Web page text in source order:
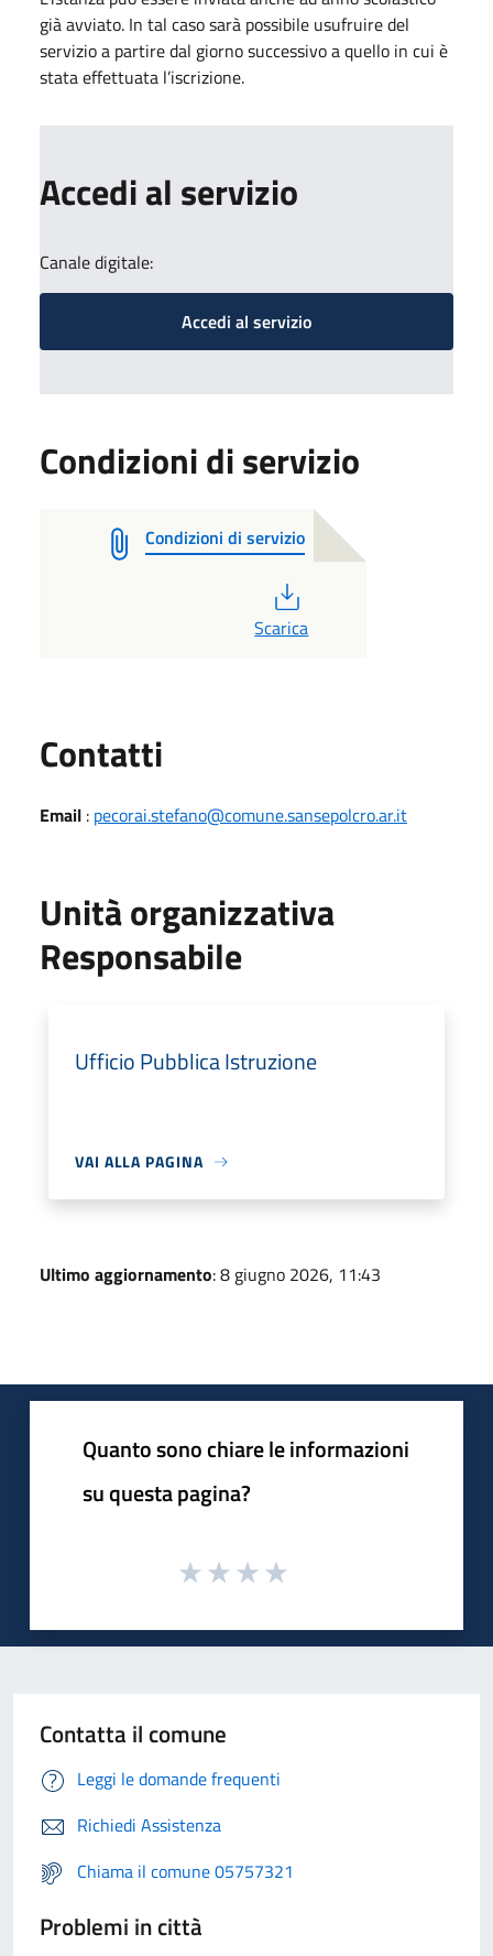
già avviato. In tal caso sarà possibile usufruire del
servizio a partire dal giorno successivo a quello in cui è
stata effettuata l’iscrizione.
Accedi al servizio
Canale digitale:
Accedi al servizio
Condizioni di servizio
Condizioni di servizio
Scarica
Contatti
Email : pecorai.stefano@comune.sansepolcro.ar.it
Unità organizzativa
Responsabile
Ufficio Pubblica Istruzione
VAI ALLA PAGINA
Ultimo aggiornamento: 8 giugno 2026, 11:43
Quanto sono chiare le informazioni
su questa pagina?
Contatta il comune
Leggi le domande frequenti
Richiedi Assistenza
Chiama il comune 05757321
Problemi in città